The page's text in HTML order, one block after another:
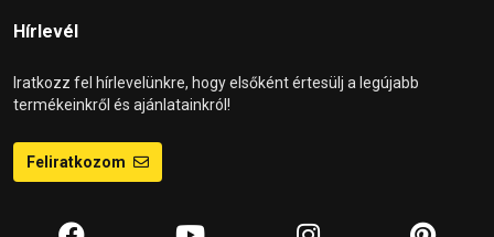
Hírlevél
Iratkozz fel hírlevelünkre, hogy elsőként értesülj a legújabb
termékeinkről és ajánlatainkról!
Feliratkozom